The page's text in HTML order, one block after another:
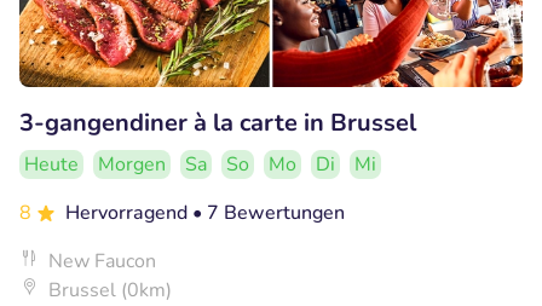
3-gangendiner à la carte in Brussel
Heute Morgen Sa So Mo Di
Mi
8
Hervorragend • 7 Bewertungen
New Faucon
Brussel (0km)